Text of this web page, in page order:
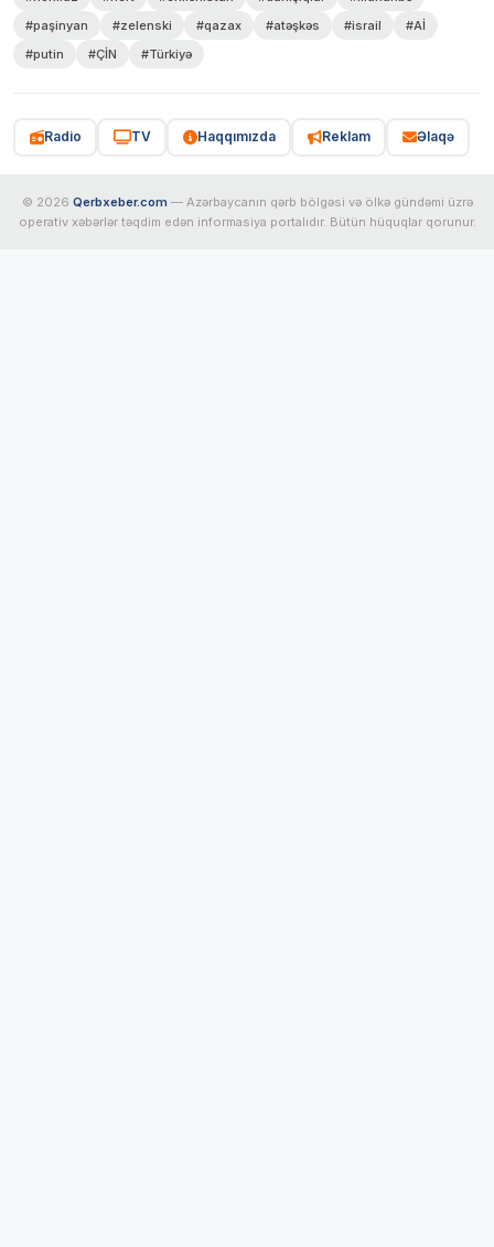
#paşinyan
#zelenski #qazax #atəşkəs #israil
#Aİ
#putin
#ÇİN #Türkiyə
Radio TV Haqqımızda Reklam Əlaqə
© 2026 Qerbxeber.com — Azərbaycanın qərb bölgəsi və ölkə gündəmi üzrə
operativ xəbərlər təqdim edən informasiya portalıdır. Bütün hüquqlar qorunur.